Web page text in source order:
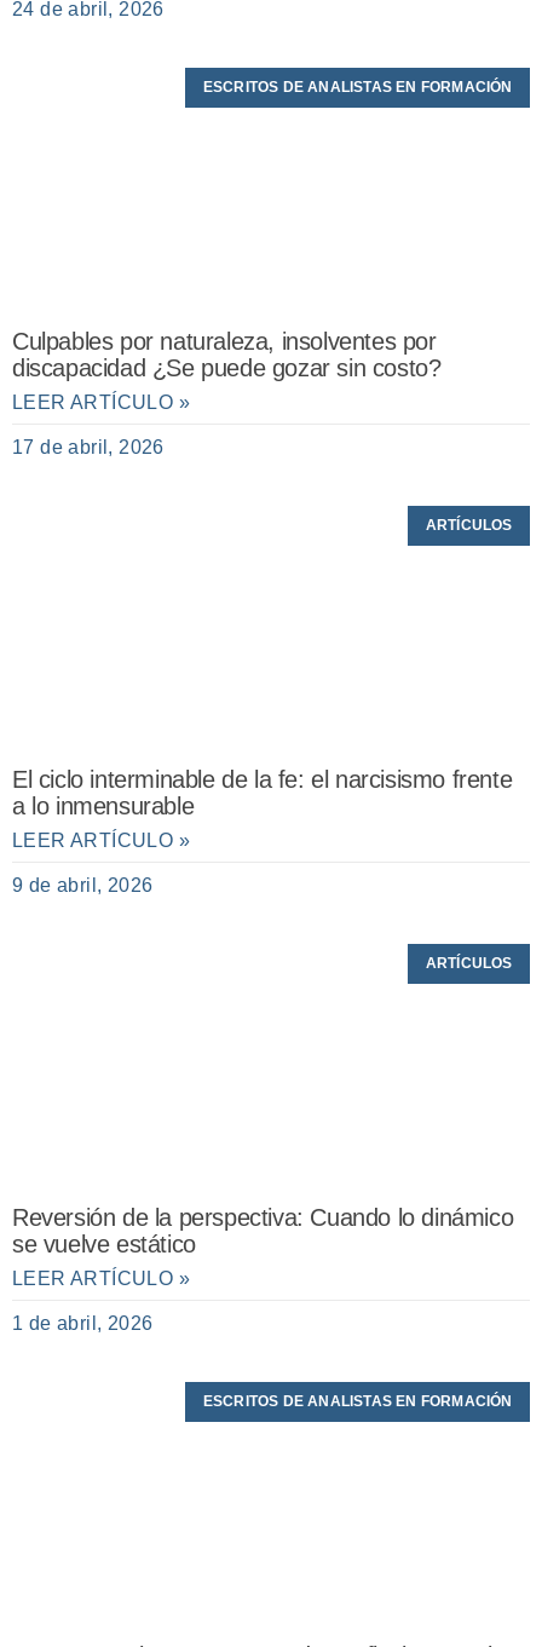
24 de abril, 2026
ESCRITOS DE ANALISTAS EN FORMACIÓN
Culpables por naturaleza, insolventes por
discapacidad ¿Se puede gozar sin costo?
LEER ARTÍCULO »
17 de abril, 2026
ARTÍCULOS
El ciclo interminable de la fe: el narcisismo frente
a lo inmensurable
LEER ARTÍCULO »
9 de abril, 2026
ARTÍCULOS
Reversión de la perspectiva: Cuando lo dinámico
se vuelve estático
LEER ARTÍCULO »
1 de abril, 2026
ESCRITOS DE ANALISTAS EN FORMACIÓN